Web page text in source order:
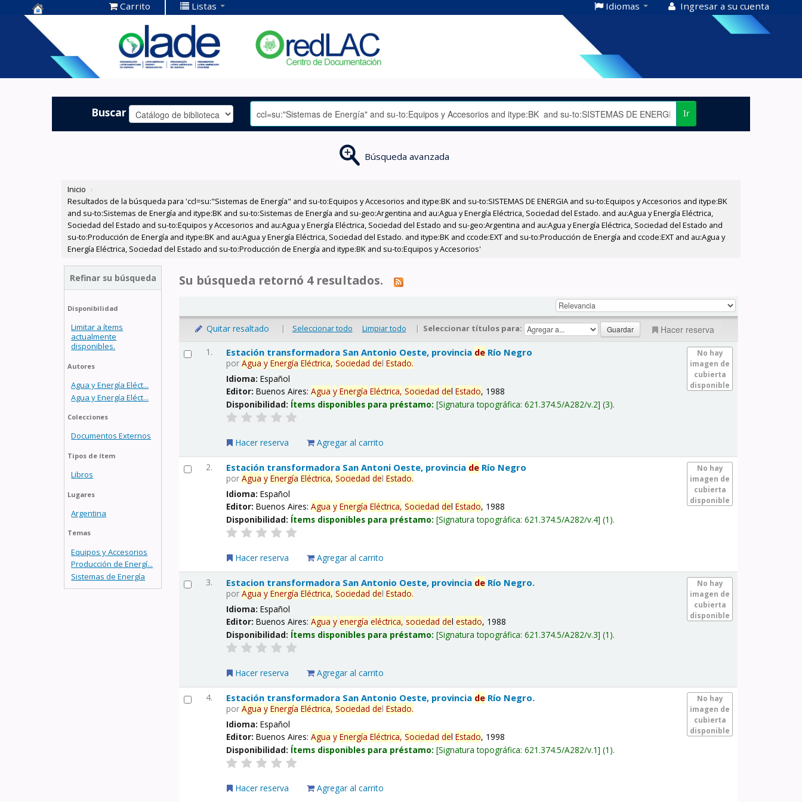
Centro de
Documentación
OLADE -
Carrito Listas Idiomas Ingresar a su cuenta
Buscar Ir
Búsqueda avanzada
Inicio ›
Resultados de la búsqueda para 'ccl=su:"Sistemas de Energía" and su-to:Equipos y Accesorios and itype:BK and su-to:SISTEMAS DE ENERGIA and su-to:Equipos y Accesorios and itype:BK
and su-to:Sistemas de Energía and itype:BK and su-to:Sistemas de Energía and su-geo:Argentina and au:Agua y Energía Eléctrica, Sociedad del Estado. and au:Agua y Energía Eléctrica,
Sociedad del Estado and su-to:Equipos y Accesorios and au:Agua y Energía Eléctrica, Sociedad del Estado and su-geo:Argentina and au:Agua y Energía Eléctrica, Sociedad del Estado and
su-to:Producción de Energía and itype:BK and au:Agua y Energía Eléctrica, Sociedad del Estado. and itype:BK and ccode:EXT and su-to:Producción de Energía and ccode:EXT and au:Agua y
Energía Eléctrica, Sociedad del Estado and su-to:Producción de Energía and itype:BK and su-to:Equipos y Accesorios'
Refinar su búsqueda
Disponibilidad
Limitar a ítems
actualmente
disponibles.
Autores
Agua y Energía Eléct...
Agua y Energía Eléct...
Colecciones
Documentos Externos
Tipos de ítem
Libros
Lugares
Argentina
Temas
Equipos y Accesorios
Producción de Energí...
Sistemas de Energía
Su búsqueda retornó 4 resultados.
Quitar resaltado | Seleccionar todo Limpiar todo | Seleccionar títulos para: Hacer reserva
1.
No hay
imagen de
cubierta
disponible
Estación transformadora San Antonio Oeste, provincia de Río Negro
porAgua y Energía Eléctrica, Sociedad delEstado.
Idioma:Español
Editor:Buenos Aires:Agua y Energía Eléctrica, Sociedad delEstado, 1988
Disponibilidad: Ítems disponibles para préstamo: Signatura topográfica:621.374.5/A282/v.2 (3).
Hacer reserva Agregar al carrito
2.
No hay
imagen de
cubierta
disponible
Estación transformadora San Antoni Oeste, provincia de Río Negro
porAgua y Energía Eléctrica, Sociedad delEstado.
Idioma:Español
Editor:Buenos Aires:Agua y Energía Eléctrica, Sociedad delEstado, 1988
Disponibilidad: Ítems disponibles para préstamo: Signatura topográfica:621.374.5/A282/v.4 (1).
Hacer reserva Agregar al carrito
3.
No hay
imagen de
cubierta
disponible
Estacion transformadora San Antonio Oeste, provincia de Río Negro.
porAgua y Energía Eléctrica, Sociedad delEstado.
Idioma:Español
Editor:Buenos Aires:Agua y energía eléctrica, sociedad delestado, 1988
Disponibilidad: Ítems disponibles para préstamo: Signatura topográfica:621.374.5/A282/v.3 (1).
Hacer reserva Agregar al carrito
4.
No hay
imagen de
cubierta
disponible
Estación transformadora San Antonio Oeste, provincia de Río Negro.
porAgua y Energía Eléctrica, Sociedad delEstado.
Idioma:Español
Editor:Buenos Aires:Agua y Energía Eléctrica, Sociedad delEstado, 1998
Disponibilidad: Ítems disponibles para préstamo: Signatura topográfica:621.374.5/A282/v.1 (1).
Hacer reserva Agregar al carrito